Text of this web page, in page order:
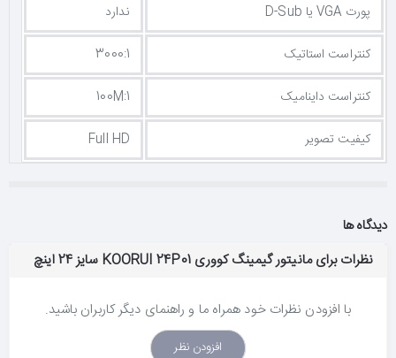
پورت VGA یا D-Sub
ندارد
کنتراست استاتیک
3000:1
کنتراست داینامیک
100M:1
کیفیت تصویر
Full HD
دیدگاه ها
نظرات برای مانیتور گیمینگ کووری KOORUI 24P01 سایز 24 اینچ
با افزودن نظرات خود همراه ما و راهنمای دیگر کاربران باشید.
افزودن نظر